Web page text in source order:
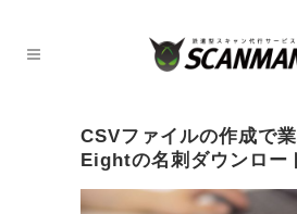
CSVファイルの作成で
Eightの名刺ダウンロー